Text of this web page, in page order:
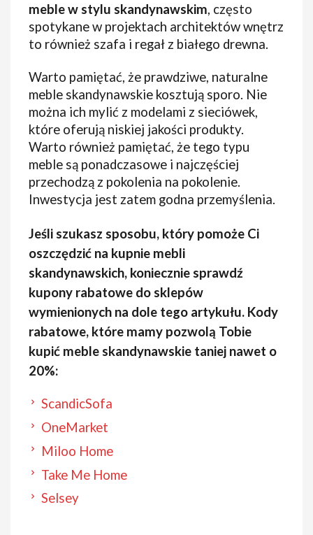
meble w stylu skandynawskim, często
spotykane w projektach architektów wnętrz
to również szafa i regał z białego drewna.
Warto pamiętać, że prawdziwe, naturalne
meble skandynawskie kosztują sporo. Nie
można ich mylić z modelami z sieciówek,
które oferują niskiej jakości produkty.
Warto również pamiętać, że tego typu
meble są ponadczasowe i najczęściej
przechodzą z pokolenia na pokolenie.
Inwestycja jest zatem godna przemyślenia.
Jeśli szukasz sposobu, który pomoże Ci
oszczędzić na kupnie mebli
skandynawskich, koniecznie sprawdź
kupony rabatowe do sklepów
wymienionych na dole tego artykułu. Kody
rabatowe, które mamy pozwolą Tobie
kupić meble skandynawskie taniej nawet o
20%:
ScandicSofa
OneMarket
Miloo Home
Take Me Home
Selsey